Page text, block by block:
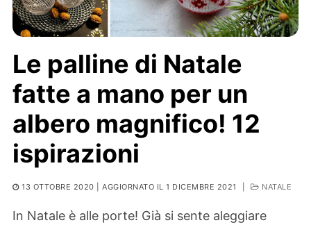
Le palline di Natale
fatte a mano per un
albero magnifico! 12
ispirazioni
13 OTTOBRE 2020 | AGGIORNATO IL 1 DICEMBRE 2021 NATALE
In Natale è alle porte! Già si sente aleggiare